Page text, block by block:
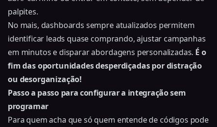
palpites.
No mais, dashboards sempre atualizados permitem
identificar leads quase comprando, ajustar campanhas
em minutos e disparar abordagens personalizadas. É o
fim das oportunidades desperdiçadas por distração
ou desorganização!
Passo a passo para configurar a integração sem
programar
Para quem acha que só quem entende de códigos pode